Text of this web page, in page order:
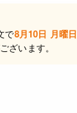
で8月10日 月曜日
ざいます。